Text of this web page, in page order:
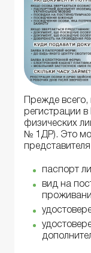
Прежде
регистрации
физических
№ 1ДР). Это
паспорт
вид на